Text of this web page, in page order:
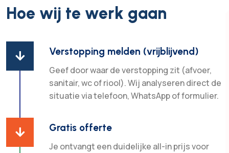
Hoe wij te werk gaan
 Verstopping melden (vrijblijvend)
Geef door waar de verstopping zit (afvoer,
sanitair, wc of riool). Wij analyseren direct de
situatie via telefoon, WhatsApp of formulier.
 Gratis offerte
Je ontvangt een duidelijke all-in prijs voor